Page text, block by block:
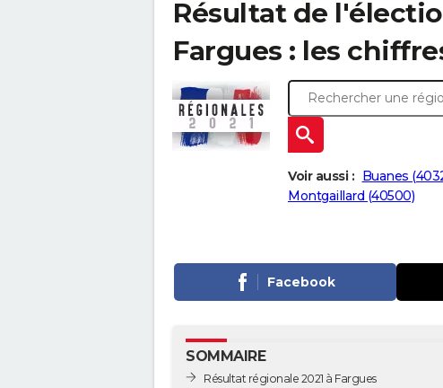
Résultat de
Fargues : les
Voir aussi : Buanes
Montgaillard (40500)
Facebook
SOMMAIRE
Résultat régionale 2021 à Fargues